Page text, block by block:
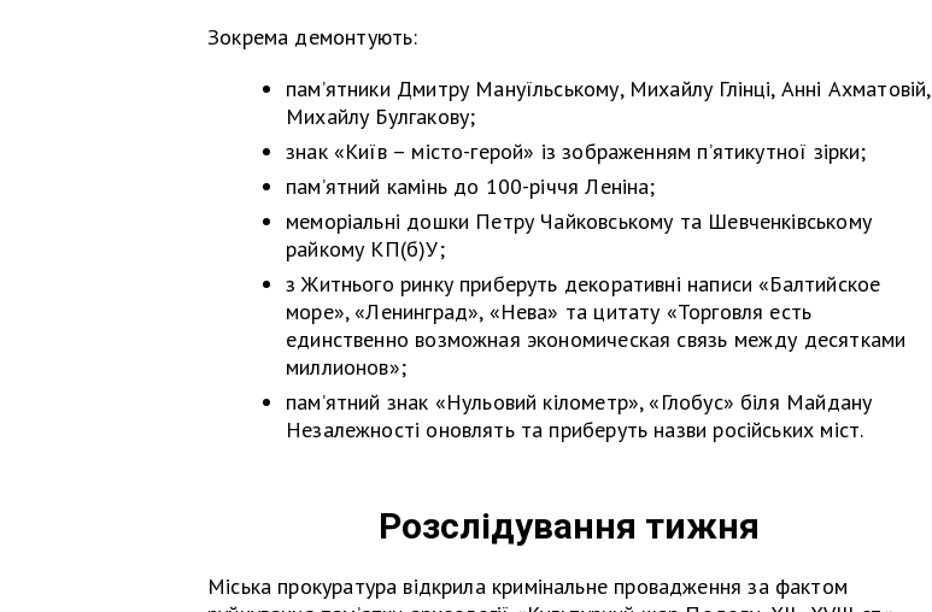
Зокрема демонтують:
пам’ятники Дмитру Мануїльському, Михайлу Глінці, Анні Ахматовій,
Михайлу Булгакову;
знак «Київ – місто-герой» із зображенням п’ятикутної зірки;
пам’ятний камінь до 100-річчя Леніна;
меморіальні дошки Петру Чайковському та Шевченківському
райкому КП(б)У;
з Житнього ринку приберуть декоративні написи «Балтийское
море», «Ленинград», «Нева» та цитату «Торговля есть
единственно возможная экономическая связь между десятками
миллионов»;
пам’ятний знак «Нульовий кілометр», «Глобус» біля Майдану
Незалежності оновлять та приберуть назви російських міст.
Розслідування тижня
Міська прокуратура відкрила кримінальне провадження за фактом